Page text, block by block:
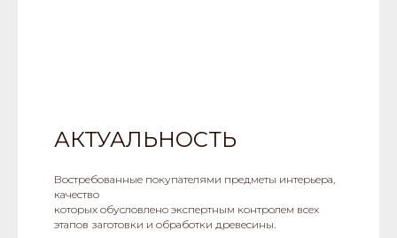
АКТУАЛЬНОСТЬ
Востребованные покупателями предметы интерьера,
качество
которых обусловлено экспертным контролем всех
этапов заготовки и обработки древесины.